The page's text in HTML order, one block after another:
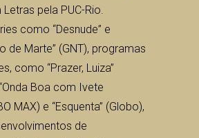
pela PUC-Rio.
como “Desnude” e
de Marte” (GNT), programas
como “Prazer, Luiza”
Boa com Ivete
MAX) e “Esquenta” (Globo),
de